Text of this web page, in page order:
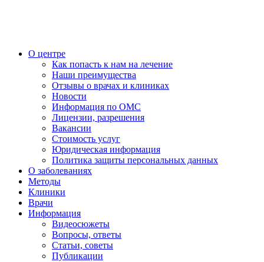
О центре
Как попасть к нам на лечение
Наши преимущества
Отзывы о врачах и клиниках
Новости
Информация по ОМС
Лицензии, разрешения
Вакансии
Стоимость услуг
Юридическая информация
Политика защиты персональных данных
О заболеваниях
Методы
Клиники
Врачи
Информация
Видеосюжеты
Вопросы, ответы
Статьи, советы
Публикации